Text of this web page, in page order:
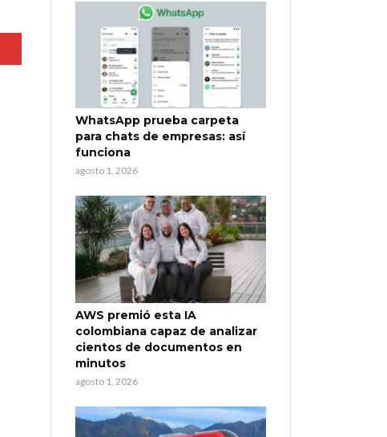
WhatsApp prueba carpeta
para chats de empresas: así
funciona
agosto 1, 2026
AWS premió esta IA
colombiana capaz de analizar
cientos de documentos en
minutos
agosto 1, 2026